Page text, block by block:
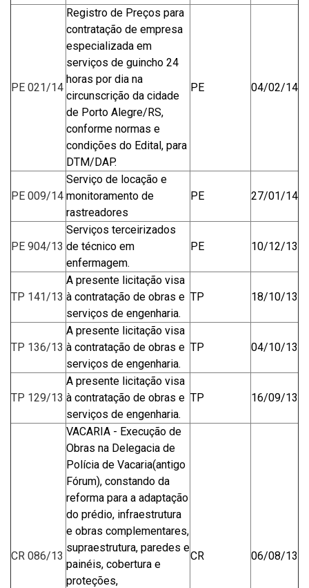
PE 021/14
Registro de Preços para
contratação de empresa
especializada em
serviços de guincho 24
horas por dia na
circunscrição da cidade
de Porto Alegre/RS,
conforme normas e
condições do Edital, para
DTM/DAP.
PE 04/02/14
PE 009/14
Serviço de locação e
monitoramento de
rastreadores
PE 27/01/14
PE 904/13
Serviços terceirizados
de técnico em
enfermagem.
PE 10/12/13
TP 141/13
A presente licitação visa
à contratação de obras e
serviços de engenharia.
TP 18/10/13
TP 136/13
A presente licitação visa
à contratação de obras e
serviços de engenharia.
TP 04/10/13
TP 129/13
A presente licitação visa
à contratação de obras e
serviços de engenharia.
TP 16/09/13
CR 086/13
VACARIA - Execução de
Obras na Delegacia de
Polícia de Vacaria(antigo
Fórum), constando da
reforma para a adaptação
do prédio, infraestrutura
e obras complementares,
supraestrutura, paredes e
painéis, cobertura e
proteções,
CR 06/08/13